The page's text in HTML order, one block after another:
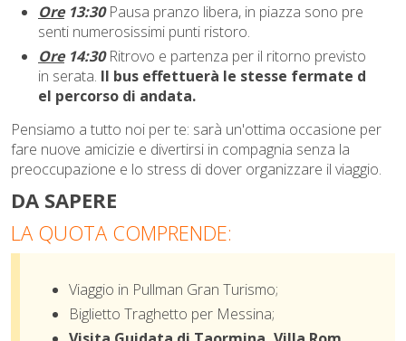
Ore13:30 Pausa pranzo libera, in piazza sono pre
senti numerosissimi punti ristoro.
Ore14:30Ritrovo e partenza per il ritorno previsto
in serata. Il bus effettuerà le stesse fermate d
el percorso di andata.
Pensiamo a tutto noi per te: sarà un'ottima occasione per
fare nuove amicizie e divertirsi in compagnia senza la
preoccupazione e lo stress di dover organizzare il viaggio.
DA SAPERE
LA QUOTA COMPRENDE:
Viaggio in Pullman Gran Turismo;
Biglietto Traghetto per Messina;